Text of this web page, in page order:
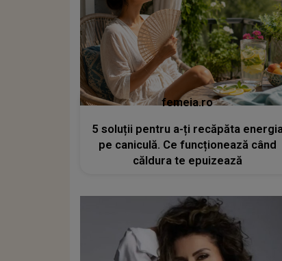
femeia.ro
5 soluții pentru a-ți recăpăta
pe caniculă. Ce funcționează când
căldura te epuizează